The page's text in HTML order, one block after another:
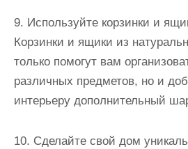
9. Используйте корзинки и
Корзинки и ящики из
только помогут вам
различных предметов, но и
интерьеру дополнительный
10. Сделайте свой дом